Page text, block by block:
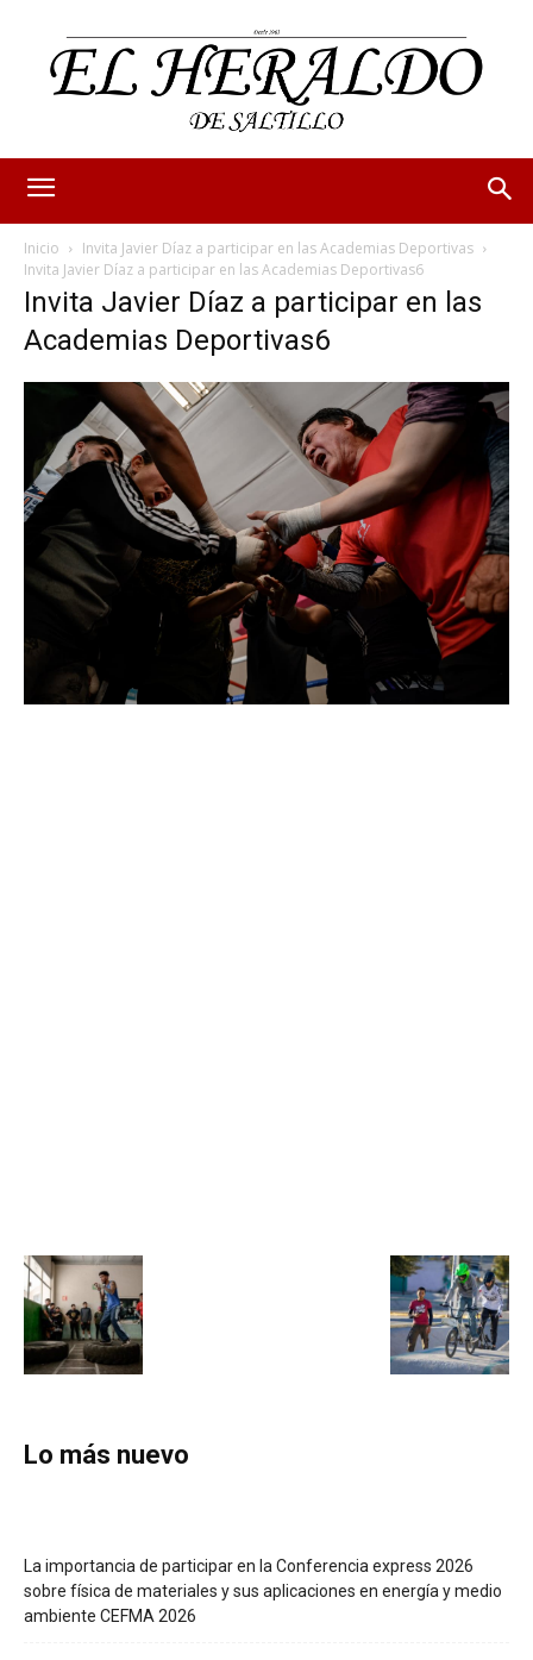
Inicio
Invita Javier Díaz a participar en las Academias Deportivas
Invita Javier Díaz a participar en las Academias Deportivas6
Invita Javier Díaz a participar en las
Academias Deportivas6
Lo más nuevo
La importancia de participar en la Conferencia express 2026
sobre física de materiales y sus aplicaciones en energía y medio
ambiente CEFMA 2026